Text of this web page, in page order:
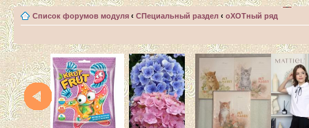
Список форумов модуля ‹ СПециальный раздел ‹ оХОТный ряд